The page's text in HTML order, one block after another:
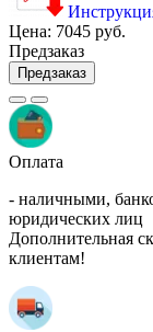
Цена: 7045 руб.
Предзаказ
Предзаказ
Оплата
- наличными,
юридических лиц
Дополнительная
клиентам!